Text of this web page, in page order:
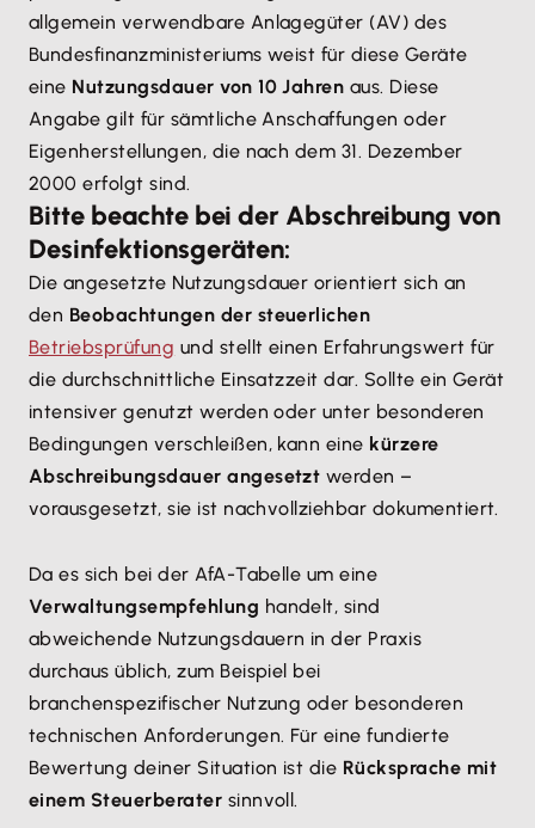
allgemein verwendbare Anlagegüter (AV) des
Bundesfinanzministeriums weist für diese Geräte
eine Nutzungsdauer von 10 Jahren aus. Diese
Angabe gilt für sämtliche Anschaffungen oder
Eigenherstellungen, die nach dem 31. Dezember
2000 erfolgt sind.
Bitte beachte bei der Abschreibung von
Desinfektionsgeräten:
Die angesetzte Nutzungsdauer orientiert sich an
den Beobachtungen der steuerlichen
Betriebsprüfung und stellt einen Erfahrungswert für
die durchschnittliche Einsatzzeit dar. Sollte ein Gerät
intensiver genutzt werden oder unter besonderen
Bedingungen verschleißen, kann eine kürzere
Abschreibungsdauer angesetzt werden –
vorausgesetzt, sie ist nachvollziehbar dokumentiert.
Da es sich bei der AfA-Tabelle um eine
Verwaltungsempfehlung handelt, sind
abweichende Nutzungsdauern in der Praxis
durchaus üblich, zum Beispiel bei
branchenspezifischer Nutzung oder besonderen
technischen Anforderungen. Für eine fundierte
Bewertung deiner Situation ist die Rücksprache mit
einem Steuerberater sinnvoll.